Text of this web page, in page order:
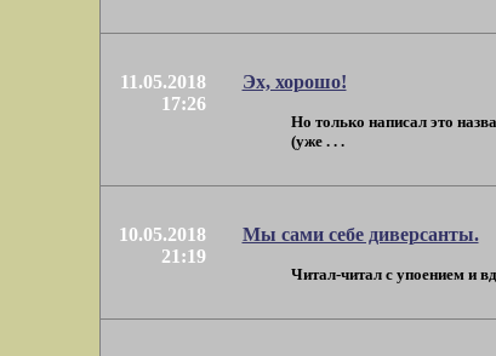
11.05.2018
17:26
Эх, хорошо!
Но только написал это
(уже . . .
10.05.2018
21:19
Мы сами себе диверсанты.
Читал-читал с упоением и